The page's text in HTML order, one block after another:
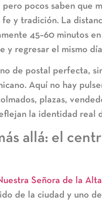
pocos saben que
fe y tradición. La
45–60 minutos
y regresar el mismo
de postal perfecta,
Aquí no hay
plazas,
la identidad real
allá: el
Señora de la
de la ciudad y uno